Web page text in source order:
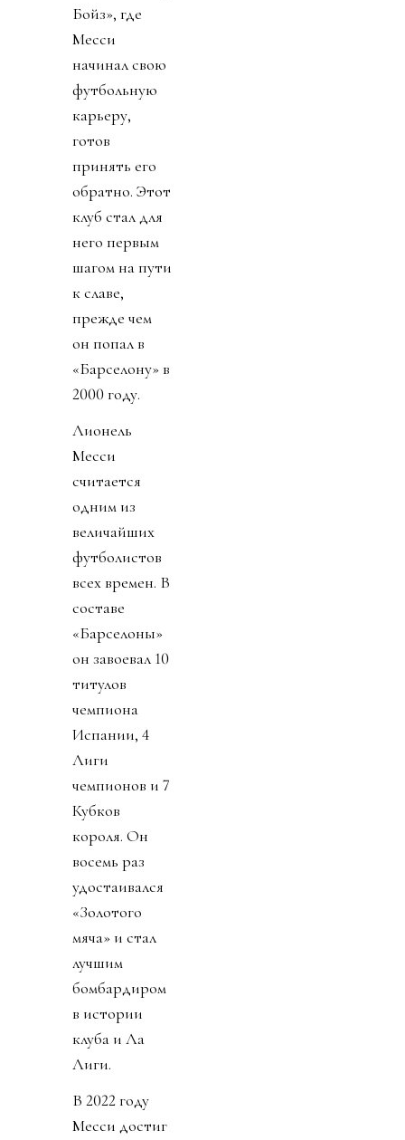
Бойз», где
Месси
начинал свою
футбольную
карьеру,
готов
принять его
обратно. Этот
клуб стал для
него первым
шагом на пути
к славе,
прежде чем
он попал в
«Барселону» в
2000 году.
Лионель
Месси
считается
одним из
величайших
футболистов
всех времен. В
составе
«Барселоны»
он завоевал 10
титулов
чемпиона
Испании, 4
Лиги
чемпионов и 7
Кубков
короля. Он
восемь раз
удостаивался
«Золотого
мяча» и стал
лучшим
бомбардиром
в истории
клуба и Ла
Лиги.
В 2022 году
Месси достиг